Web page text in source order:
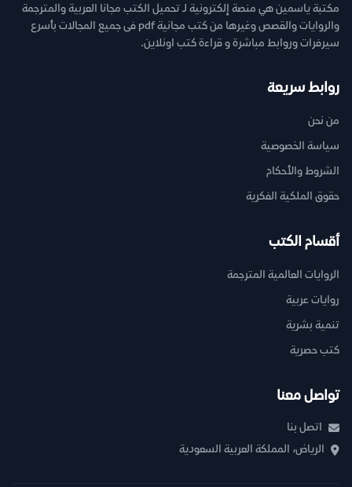
مكتبة ياسمين هي منصة إلكترونية لـ تحميل الكتب مجانا العربية والمترجمة
والروايات والقصص وغيرها من كتب مجانية pdf فى جميع المجالات بأسرع
سيرفرات وروابط مباشرة و قراءة كتب اونلاين.
روابط سريعة
من نحن
سياسة الخصوصية
الشروط والأحكام
حقوق الملكية الفكرية
أقسام الكتب
الروايات العالمية المترجمة
روايات عربية
تنمية بشرية
كتب حصرية
تواصل معنا
اتصل بنا
الرياض، المملكة العربية السعودية